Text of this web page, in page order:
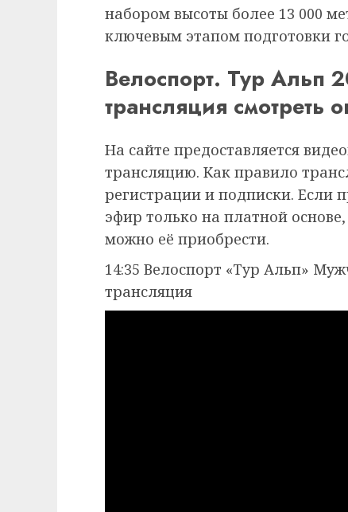
набором высоты более 13 000
ключевым этапом подготовки
Велоспорт. Тур Альп
трансляция смотреть
На сайте предоставляется
трансляцию. Как правило
регистрации и подписки. Если
эфир только на платной
можно её приобрести.
14:35 Велоспорт «Тур Альп»
трансляция